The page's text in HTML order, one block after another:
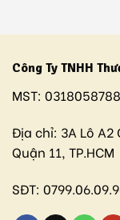
Công Ty TNHH
MST: 0318058788
Địa chỉ: 3A Lô
Quận 11, TP.HCM
SĐT: